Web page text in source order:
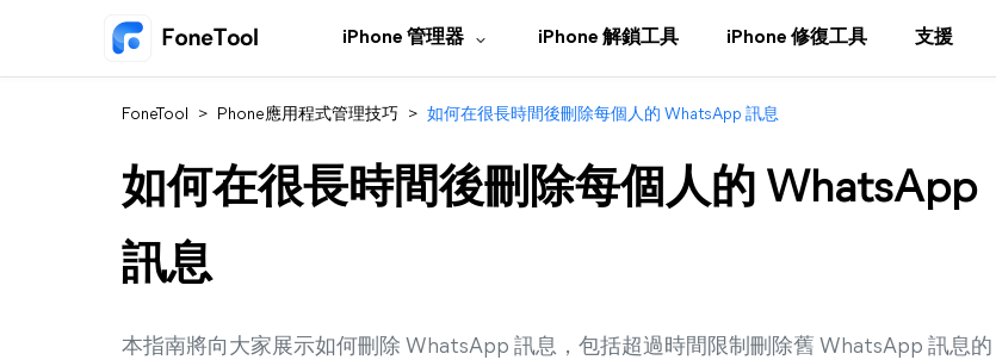
iPhone 管理器 iPhone 解鎖工具 iPhone 修復工具 支援
FoneTool > Phone應用程式管理技巧 > 如何在很長時間後刪除每個人的 WhatsApp 訊息
如何在很長時間後刪除每個人的 WhatsApp
訊息
本指南將向大家展示如何刪除 WhatsApp 訊息，包括超過時間限制刪除舊 WhatsApp 訊息的